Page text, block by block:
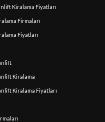
Kiralama Fiyatları
Firmaları
Fiyatları
Kiralama
Kiralama Fiyatları